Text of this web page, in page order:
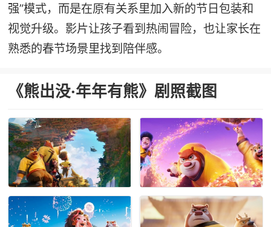
强”模式，而是在原有关系里加入新的节日包装和
视觉升级。影片让孩子看到热闹冒险，也让家长在
熟悉的春节场景里找到陪伴感。
《熊出没·年年有熊》剧照截图